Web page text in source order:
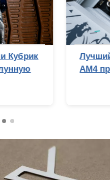
в 2026 году: